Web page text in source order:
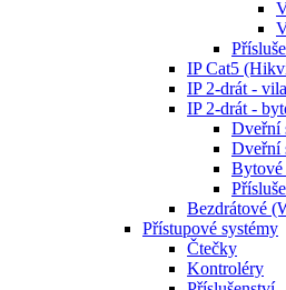
IP Cat5
IP 2-drát -
IP 2-drát -
Dveřní
Dveřní
Bezdrátové
Přístupové systémy
Čtečky
Kontroléry